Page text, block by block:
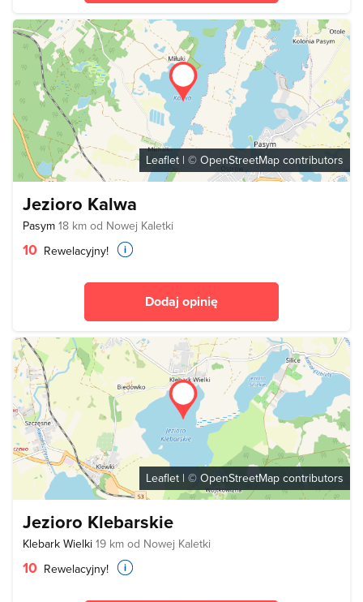
Leaflet | © OpenStreetMap contributors
Jezioro Kalwa
Pasym 18 km od Nowej Kaletki
10 Rewelacyjny!
Dodaj opinię
Leaflet | © OpenStreetMap contributors
Jezioro Klebarskie
Klebark Wielki 19 km od Nowej Kaletki
10 Rewelacyjny!